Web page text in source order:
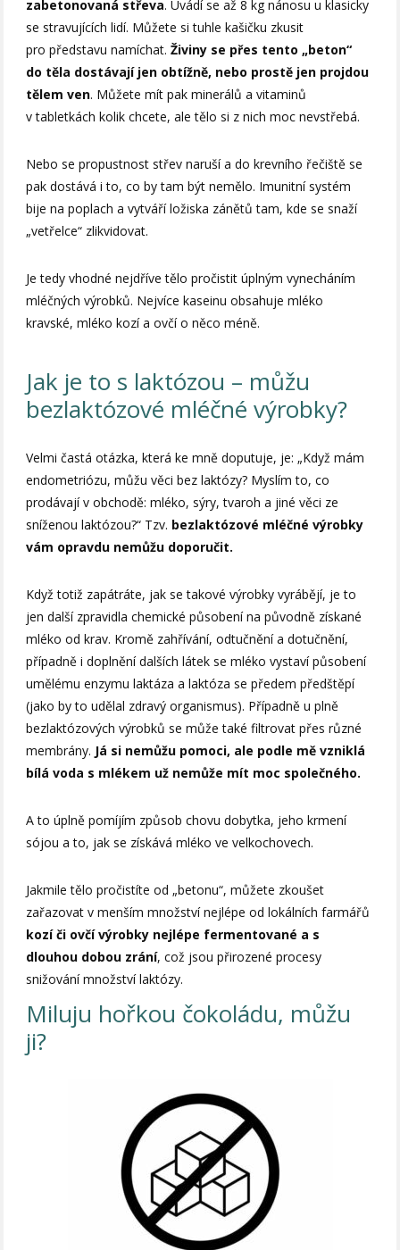
zabetonovaná střeva. Uvádí se až 8 kg nánosu u klasicky
se stravujících lidí. Můžete si tuhle kašičku zkusit
pro představu namíchat.Živiny se přes tento „beton“
do těla dostávají jen obtížně, nebo prostě jen projdou
tělem ven. Můžete mít pak minerálů a vitaminů
v tabletkách kolik chcete, ale tělo si z nich moc nevstřebá.
Nebo se propustnost střev naruší a do krevního řečiště se
pak dostává i to, co by tam být nemělo. Imunitní systém
bije na poplach a vytváří ložiska zánětů tam, kde se snaží
„vetřelce“ zlikvidovat.
Je tedy vhodné nejdříve tělo pročistit úplným vynecháním
mléčných výrobků. Nejvíce kaseinu obsahuje mléko
kravské, mléko kozí a ovčí o něco méně.
Jak je to s laktózou – můžu
bezlaktózové mléčné výrobky?
Velmi častá otázka, která ke mně doputuje, je: „Když mám
endometriózu, můžu věci bez laktózy? Myslím to, co
prodávají v obchodě: mléko, sýry, tvaroh a jiné věci ze
sníženou laktózou?“ Tzv. bezlaktózové mléčné výrobky
vám opravdu nemůžu doporučit.
Když totiž zapátráte, jak se takové výrobky vyrábějí, je to
jen další zpravidla chemické působení na původně získané
mléko od krav. Kromě zahřívání, odtučnění a dotučnění,
případně i doplnění dalších látek se mléko vystaví působení
umělému enzymu laktáza a laktóza se předem předštěpí
(jako by to udělal zdravý organismus). Případně u plně
bezlaktózových výrobků se může také filtrovat přes různé
membrány. Já si nemůžu pomoci, ale podle mě vzniklá
bílá voda s mlékem už nemůže mít moc společného.
A to úplně pomíjím způsob chovu dobytka, jeho krmení
sójou a to, jak se získává mléko ve velkochovech.
Jakmile tělo pročistíte od „betonu“, můžete zkoušet
zařazovat v menším množství nejlépe od lokálních farmářů
kozí či ovčí výrobky nejlépe fermentované a s
dlouhou dobou zrání, což jsou přirozené procesy
snižování množství laktózy.
Miluju hořkou čokoládu, můžu
ji?